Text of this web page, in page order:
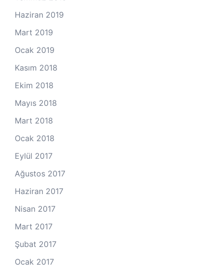
Haziran 2019
Mart 2019
Ocak 2019
Kasım 2018
Ekim 2018
Mayıs 2018
Mart 2018
Ocak 2018
Eylül 2017
Ağustos 2017
Haziran 2017
Nisan 2017
Mart 2017
Şubat 2017
Ocak 2017